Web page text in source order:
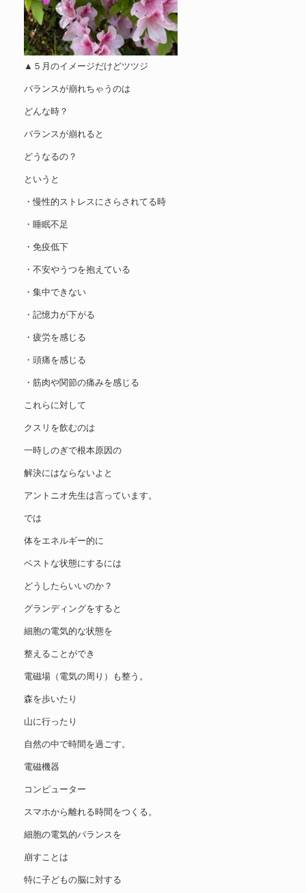
▲５月のイメージだけどツツジ
バランスが崩れちゃうのは
どんな時？
バランスが崩れると
どうなるの？
というと
・慢性的ストレスにさらされてる時
・睡眠不足
・免疫低下
・不安やうつを抱えている
・集中できない
・記憶力が下がる
・疲労を感じる
・頭痛を感じる
・筋肉や関節の痛みを感じる
これらに対して
クスリを飲むのは
一時しのぎで根本原因の
解決にはならないよと
アントニオ先生は言っています。
では
体をエネルギー的に
ベストな状態にするには
どうしたらいいのか？
グランディングをすると
細胞の電気的な状態を
整えることができ
電磁場（電気の周り）も整う。
森を歩いたり
山に行ったり
自然の中で時間を過ごす。
電磁機器
コンピューター
スマホから離れる時間をつくる。
細胞の電気的バランスを
崩すことは
特に子どもの脳に対する